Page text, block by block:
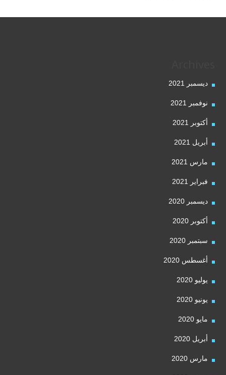
ديسمبر 2021
نوفمبر 2021
أكتوبر 2021
أبريل 2021
مارس 2021
فبراير 2021
ديسمبر 2020
أكتوبر 2020
سبتمبر 2020
أغسطس 2020
يوليو 2020
يونيو 2020
مايو 2020
أبريل 2020
مارس 2020